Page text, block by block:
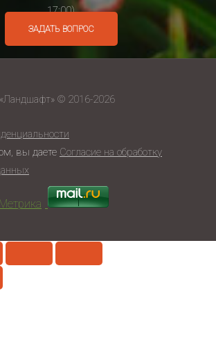
17:00)
ЗАДАТЬ ВОПРОС
© 2016-2026
вы даете Согласие на обработку